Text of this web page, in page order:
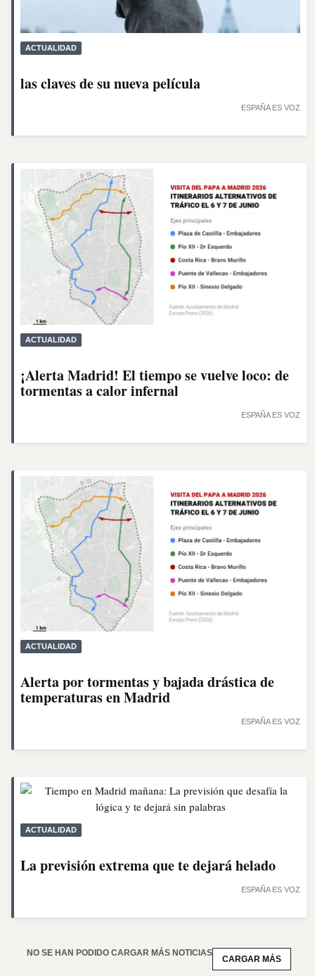
ACTUALIDAD
ESPAÑA ES VOZ
las claves de su nueva película
ACTUALIDAD
ESPAÑA ES VOZ
¡Alerta Madrid! El tiempo se vuelve loco: de
tormentas a calor infernal
ACTUALIDAD
ESPAÑA ES VOZ
Alerta por tormentas y bajada drástica de
temperaturas en Madrid
ACTUALIDAD
ESPAÑA ES VOZ
La previsión extrema que te dejará helado
NO SE HAN PODIDO CARGAR MÁS NOTICIAS
CARGAR MÁS